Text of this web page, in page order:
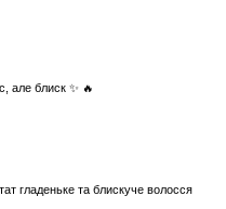
але блиск ✨ 🔥
гладеньке та блискуче волосся